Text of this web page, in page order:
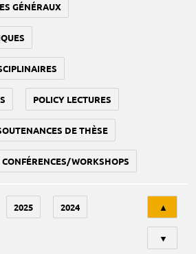
GÉNÉRAUX
POLICY LECTURES
DE THÈSE
CONFÉRENCES/WORKSHOPS
2025 2024 ▲
▼